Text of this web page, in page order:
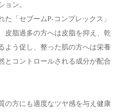
ョン。
た「セブームP-コンプレックス」
皮脂過多の方へは皮脂を抑え、乾
よう促し、整った肌の方へは栄養
とコントロールされる成分が配合
の方にも適度なツヤ感を与え健康